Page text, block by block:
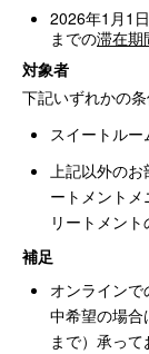
2026年1月1
までの滞在期
対象者
下記いずれかの
スイートル
上記以外のお
ートメント
リートメント
補足
オンライン
中希望の場
まで）承っ